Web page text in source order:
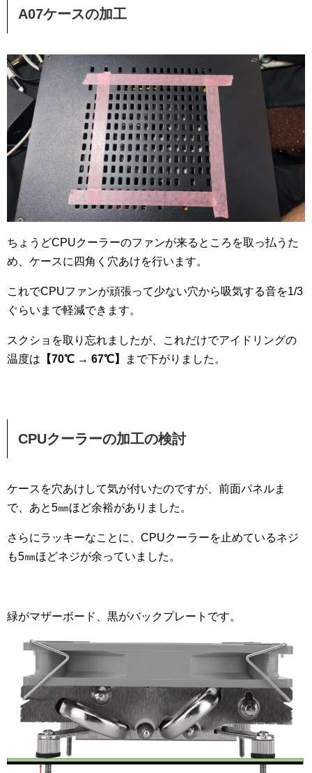
A07ケースの加工
ちょうどCPUクーラーのファンが来るところを取っ払うた
め、ケースに四角く穴あけを行います。
これでCPUファンが頑張って少ない穴から吸気する音を1/3
ぐらいまで軽減できます。
スクショを取り忘れましたが、これだけでアイドリングの
温度は 【70℃ → 67℃】 まで下がりました。
CPUクーラーの加工の検討
ケースを穴あけして気が付いたのですが、前面パネルま
で、あと5㎜ほど余裕がありました。
さらにラッキーなことに、CPUクーラーを止めているネジ
も5㎜ほどネジが余っていました。
緑がマザーボード、黒がバックプレートです。